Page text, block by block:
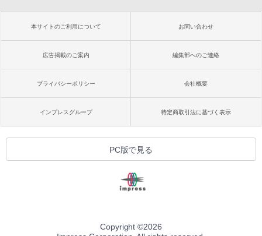
本サイトのご利用について お問い合わせ
広告掲載のご案内 編集部へのご連絡
プライバシーポリシー 会社概要
インプレスグループ 特定商取引法に基づく表示
PC版で見る
Copyright ©2026